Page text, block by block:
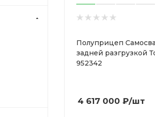
Полуприцеп
задней разгрузкой
952342
4 617 000 ₽/шт